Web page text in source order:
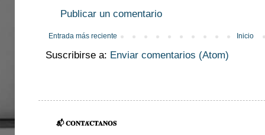
Publicar un comentario
Entrada más reciente Inicio
Suscribirse a: Enviar comentarios (Atom)
📬 𝐂𝐎𝐍𝐓𝐀́𝐂𝐓𝐀𝐍𝐎𝐒